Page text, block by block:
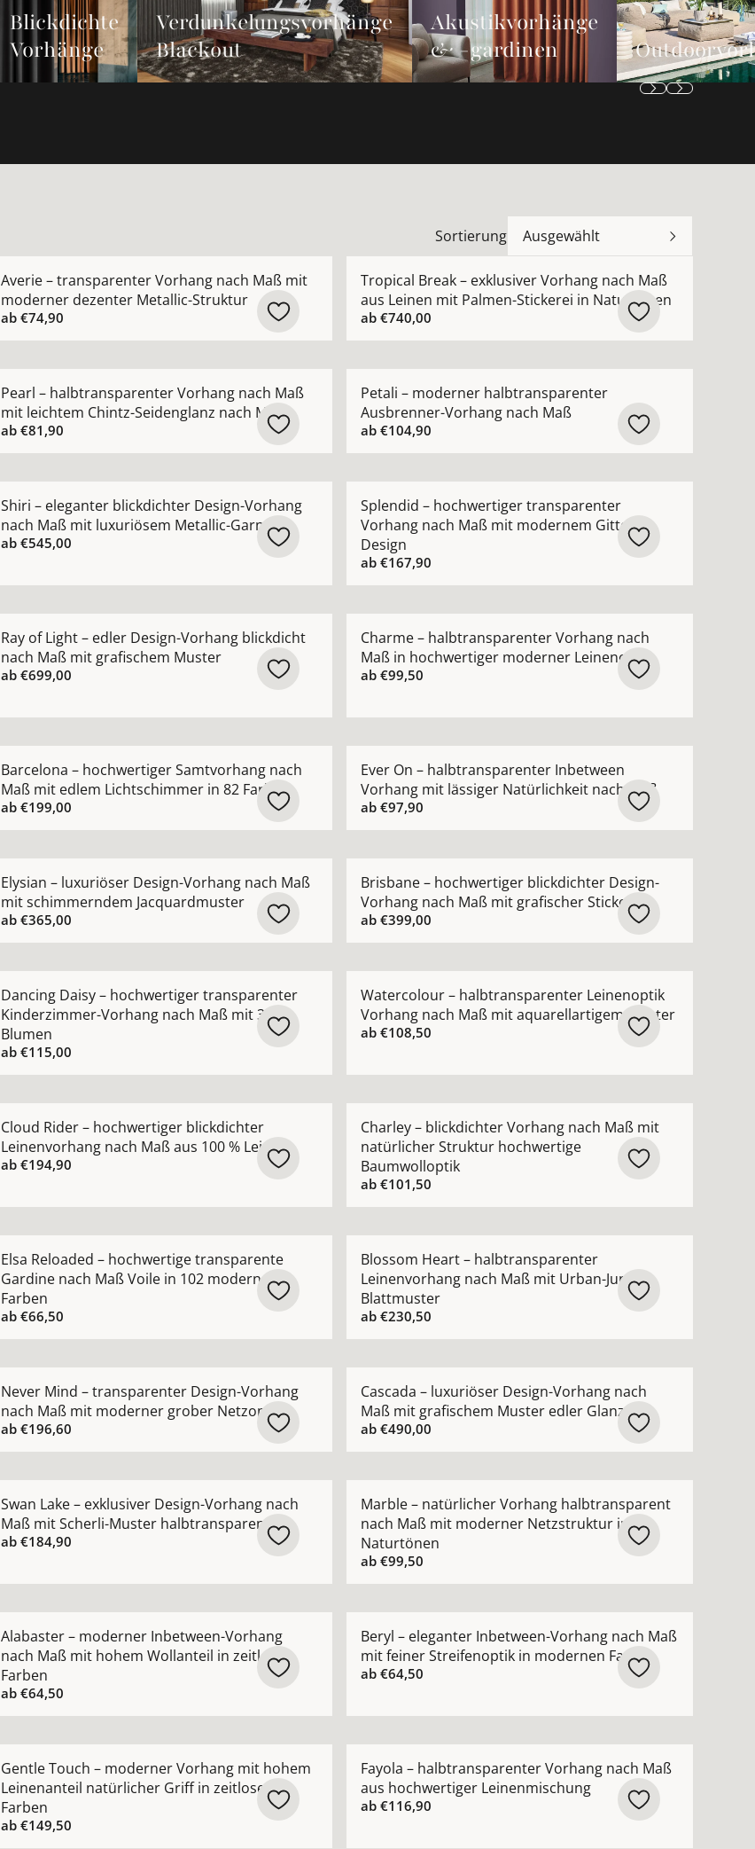
Blickdichte
Vorhänge
Verdunkelungsvorhänge
Blackout
Akustikvorhänge
& -gardinen
Sortierung Ausgewählt
Averie – transparenter Vorhang nach Maß mit
moderner dezenter Metallic-Struktur
ab €74,90
Tropical Break – exklusiver Vorhang nach Maß
aus Leinen mit Palmen-Stickerei in Naturtönen
ab€740,00
Pearl – halbtransparenter Vorhang nach Maß
mit leichtem Chintz-Seidenglanz nach Maß
ab €81,90
Petali – moderner halbtransparenter
Ausbrenner-Vorhang nach Maß
ab€104,90
Shiri – eleganter blickdichter Design-Vorhang
nach Maß mit luxuriösem Metallic-Garn
ab €545,00
Splendid – hochwertiger transparenter
Vorhang nach Maß mit modernem Gitter-
Design
ab€167,90
Ray of Light – edler Design-Vorhang blickdicht
nach Maß mit grafischem Muster
ab €699,00
Charme – halbtransparenter Vorhang nach
Maß in hochwertiger moderner Leinenoptik
ab€99,50
Barcelona – hochwertiger Samtvorhang nach
Maß mit edlem Lichtschimmer in 82 Farben
ab €199,00
Ever On – halbtransparenter Inbetween
Vorhang mit lässiger Natürlichkeit nach Maß
ab€97,90
Elysian – luxuriöser Design-Vorhang nach Maß
mit schimmerndem Jacquardmuster
ab €365,00
Brisbane – hochwertiger blickdichter Design-
Vorhang nach Maß mit grafischer Stickerei
ab€399,00
Dancing Daisy – hochwertiger transparenter
Kinderzimmer-Vorhang nach Maß mit 3D-
Blumen
ab €115,00
Watercolour – halbtransparenter Leinenoptik
Vorhang nach Maß mit aquarellartigem Muster
ab€108,50
Cloud Rider – hochwertiger blickdichter
Leinenvorhang nach Maß aus 100 % Leinen
ab €194,90
Charley – blickdichter Vorhang nach Maß mit
natürlicher Struktur hochwertige
Baumwolloptik
ab€101,50
Elsa Reloaded – hochwertige transparente
Gardine nach Maß Voile in 102 modernen
Farben
ab €66,50
Blossom Heart – halbtransparenter
Leinenvorhang nach Maß mit Urban-Jungle-
Blattmuster
ab€230,50
Never Mind – transparenter Design-Vorhang
nach Maß mit moderner grober Netzoptik
ab €196,60
Cascada – luxuriöser Design-Vorhang nach
Maß mit grafischem Muster edler Glanz
ab€490,00
Swan Lake – exklusiver Design-Vorhang nach
Maß mit Scherli-Muster halbtransparent
ab €184,90
Marble – natürlicher Vorhang halbtransparent
nach Maß mit moderner Netzstruktur in
Naturtönen
ab€99,50
Alabaster – moderner Inbetween-Vorhang
nach Maß mit hohem Wollanteil in zeitlosen
Farben
ab €64,50
Beryl – eleganter Inbetween-Vorhang nach Maß
mit feiner Streifenoptik in modernen Farben
ab€64,50
Gentle Touch – moderner Vorhang mit hohem
Leinenanteil natürlicher Griff in zeitlosen
Farben
ab €149,50
Fayola – halbtransparenter Vorhang nach Maß
aus hochwertiger Leinenmischung
ab€116,90